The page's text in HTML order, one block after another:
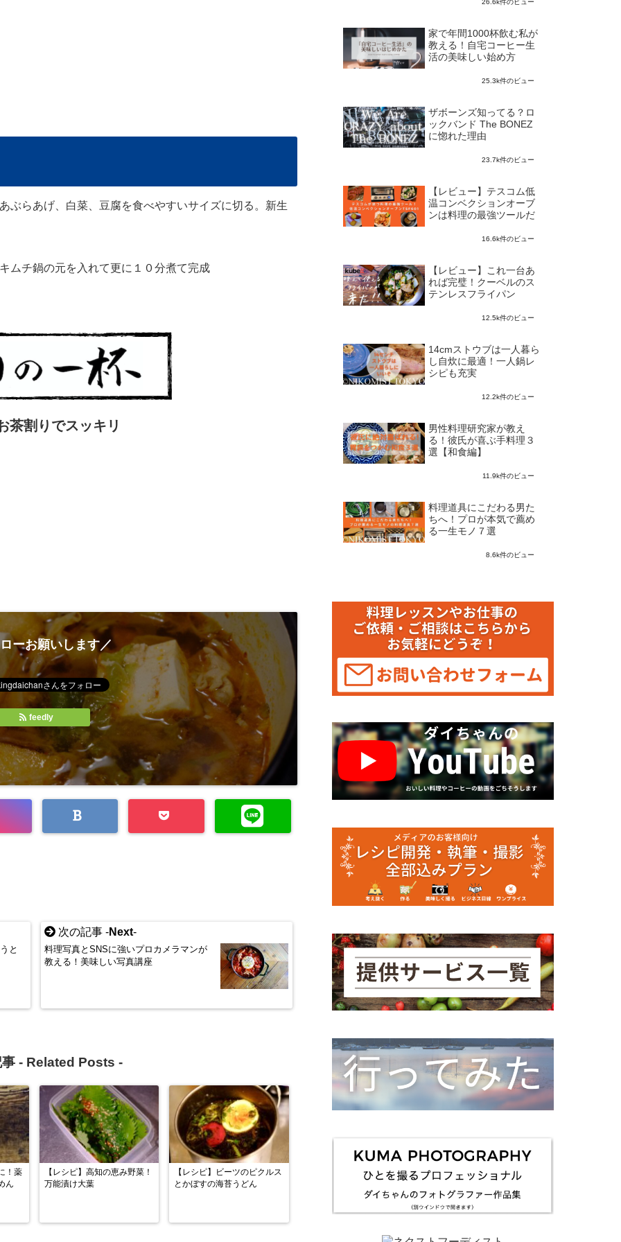
ぶらあげ、白菜、豆腐を食べやすいサイズに切る。新生
ムチ鍋の元を入れて更に１０分煮て完成
茶割りでスッキリ
ーお願いします／
feedly
と
次の記事 -Next-
料理写真とSNSに強いプロカメラマンが
教える！美味しい写真講座
- Related Posts -
！薬
ん
【レシピ】高知の恵み野菜！
万能漬け大葉
【レシピ】ビーツのピクルス
とかぼすの海苔うどん
26.6k件のビュー
家で年間1000杯飲む私が
教える！自宅コーヒー生
活の美味しい始め方
25.3k件のビュー
ザボーンズ知ってる？ロ
ックバンド The BONEZ
に惚れた理由
23.7k件のビュー
【レビュー】テスコム低
温コンベクションオーブ
ンは料理の最強ツールだ
16.6k件のビュー
【レビュー】これ一台あ
れば完璧！クーベルのス
テンレスフライパン
12.5k件のビュー
14cmストウブは一人暮ら
し自炊に最適！一人鍋レ
シピも充実
12.2k件のビュー
男性料理研究家が教え
る！彼氏が喜ぶ手料理３
選【和食編】
11.9k件のビュー
料理道具にこだわる男た
ちへ！プロが本気で薦め
る一生モノ７選
8.6k件のビュー